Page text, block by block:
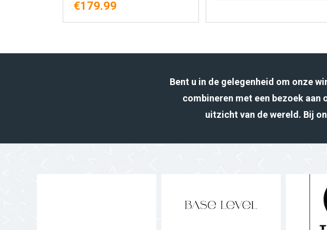
€179.99
Bent u in de gelegenheid om onze
combineren met een bezoek
uitzicht van de wereld. Bij